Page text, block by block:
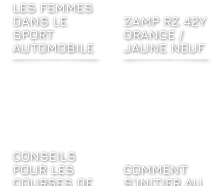
LES FEMMES
DANS LE
SPORT
AUTOMOBILE
ZAMP RZ 42Y
ORANGE /
JAUNE NEUF
CONSEILS
POUR LES
COURSES DE
COMMENT
S’INITIER AU